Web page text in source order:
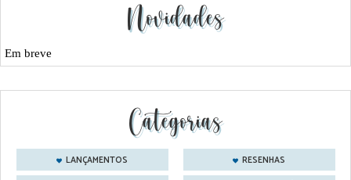
Novidades
Em breve
Categorias
LANÇAMENTOS
RESENHAS